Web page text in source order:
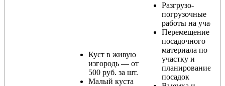
Куст в живую
изгородь — от
500 руб. за шт.
Малый куста
Разгрузо-
погрузочные
работы на участке
Перемещение
посадочного
материала по
участку и
планирование
посадок